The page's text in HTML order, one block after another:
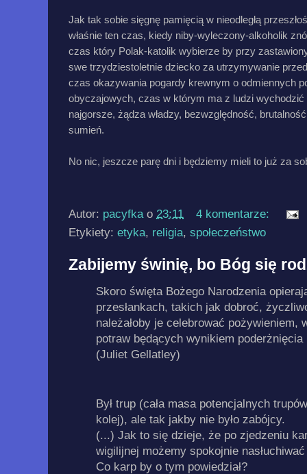
Jak tak sobie sięgnę pamięcią w nieodległą
właśnie ten czas, kiedy niby-wyleczony-alkoholik
czas który Polak-katolik wybierze by przy
swe trzydziestoletnie dziecko za utrzymywanie
czas okazywania pogardy krewnym o odmiennych
obyczajowych, czas w którym ma z ludzi wychodzić
najgorsze, żądza władzy, bezwzględność,
sumień.
No nic, jeszcze parę dni i będziemy mieli to już za
Autor: pacyfka o 23:11
4 komentarze:
Etykiety: etyka, religia, społeczeństwo
Zabijemy świnię, bo Bóg się
Skoro święta Bożego Narodzenia
przesłankach, takich jak dobroć,
należałoby je celebrować pożywieniem,
potraw będących wynikiem poderżnięcia
(Juliet Gellatley)
Był trup (cała masa potencjalnych
kolej), ale tak jakby nie było zabójcy.
(...) Jak to się dzieje, że po zjedzeniu
wigilijnej możemy spokojnie
Co karp by o tym powiedział?